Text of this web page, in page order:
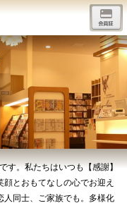
す。私たちはいつも【感謝】
とおもてなしの心でお迎え
人同士、ご家族でも。多様化